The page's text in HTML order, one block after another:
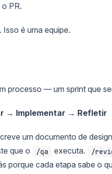
PR.
é uma equipe.
processo — um sprint que
→ Implementar → Refletir
um documento de
que o /qa executa. /
porque cada etapa sabe o